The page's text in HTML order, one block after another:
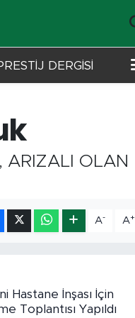
DERGİSİ
ARIZALI OLAN
A- A+
Hastane İnşası İçin
Toplantısı Yapıldı